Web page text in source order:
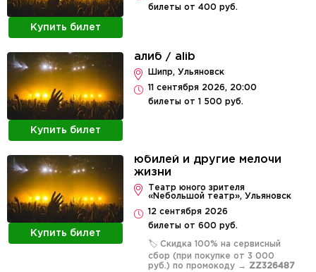
Купить билет
билеты от 400 руб.
Купить билет
алиб / alib
Шипр, Ульяновск
11 сентября 2026, 20:00
билеты от 1 500 руб.
Купить билет
юбилей и другие мелочи
жизни
Театр юного зрителя
«Nебольшой театр», Ульяновск
12 сентября 2026
билеты от 600 руб.
🏷️ Скидка 100% на сервисный
сбор (при покупке от 3 000
руб.) по промокоду → ZZ326487